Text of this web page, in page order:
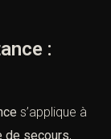
:
s’applique à
de secours,